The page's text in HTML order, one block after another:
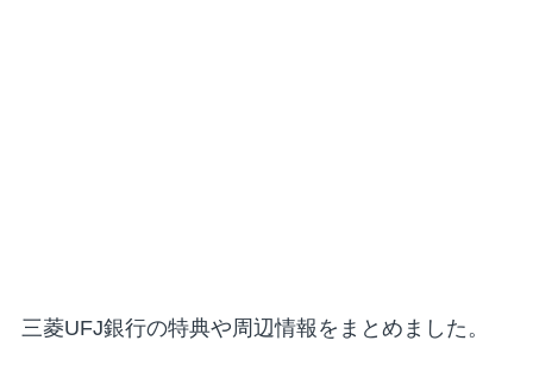
三菱UFJ銀行の特典や周辺情報をまとめました。